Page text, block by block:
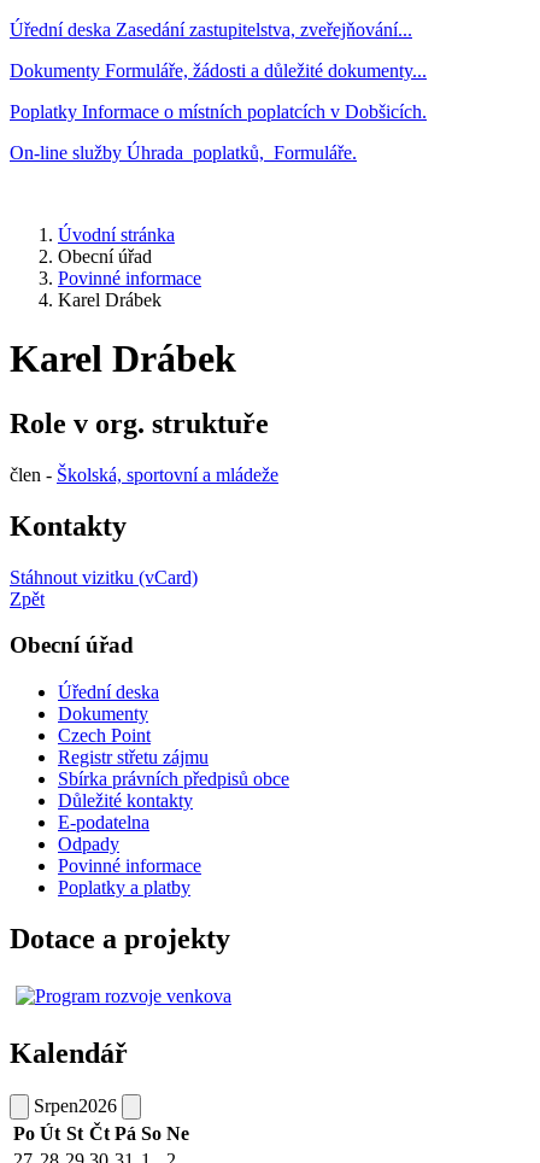
Úřední deska Zasedání zastupitelstva, zveřejňování...
Dokumenty Formuláře, žádosti a důležité dokumenty...
Poplatky Informace o místních poplatcích v Dobšicích.
On-line služby Úhrada poplatků, Formuláře.
Úvodní stránka
Obecní úřad
Povinné informace
Karel Drábek
Karel Drábek
Role v org. struktuře
člen - Školská, sportovní a mládeže
Kontakty
Stáhnout vizitku (vCard)
Zpět
Obecní úřad
Úřední deska
Dokumenty
Czech Point
Registr střetu zájmu
Sbírka právních předpisů obce
Důležité kontakty
E-podatelna
Odpady
Povinné informace
Poplatky a platby
Dotace a projekty
Kalendář
Srpen2026
Po Út St Čt Pá So Ne